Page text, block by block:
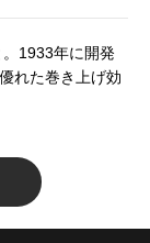
1933年に開発
れた巻き上げ効